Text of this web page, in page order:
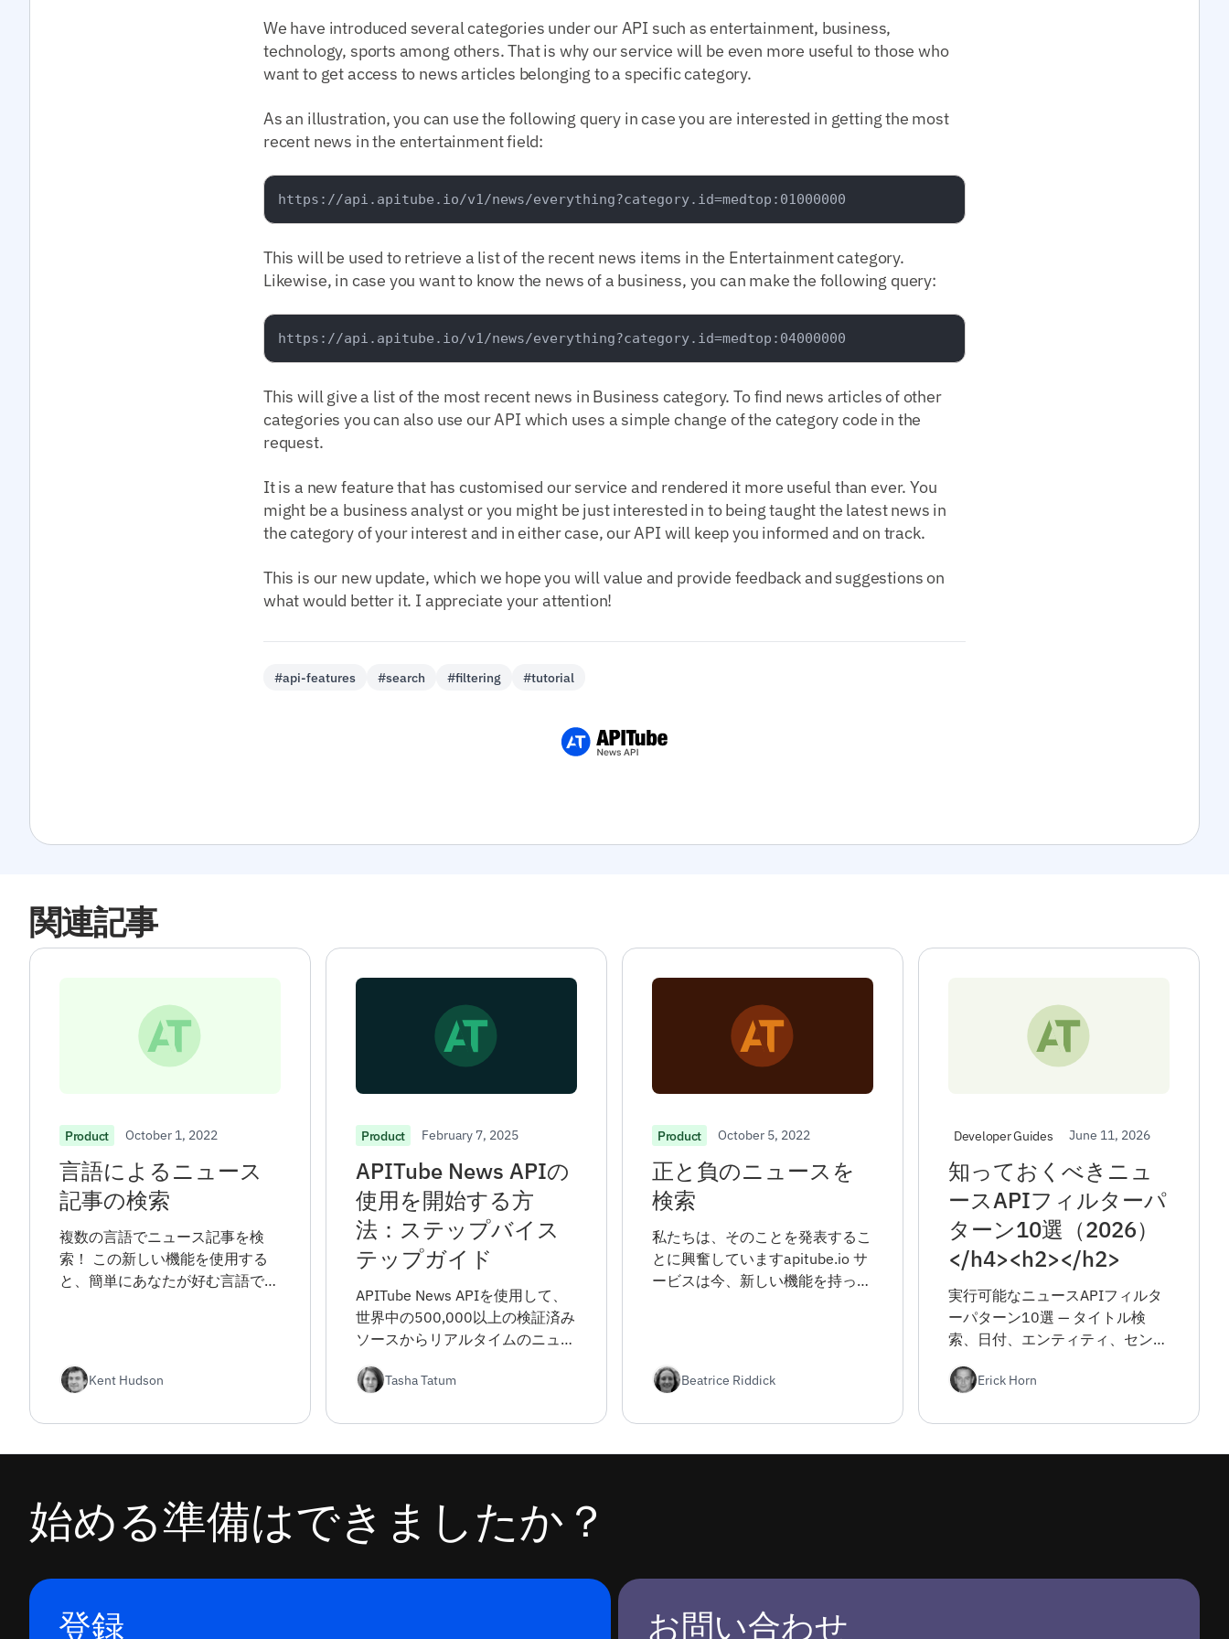
We have introduced several categories under our API such as entertainment, business,
technology, sports among others. That is why our service will be even more useful to those who
want to get access to news articles belonging to a specific category.
As an illustration, you can use the following query in case you are interested in getting the most
recent news in the entertainment field:
This will be used to retrieve a list of the recent news items in the Entertainment category.
Likewise, in case you want to know the news of a business, you can make the following query:
This will give a list of the most recent news in Business category. To find news articles of other
categories you can also use our API which uses a simple change of the category code in the
request.
It is a new feature that has customised our service and rendered it more useful than ever. You
might be a business analyst or you might be just interested in to being taught the latest news in
the category of your interest and in either case, our API will keep you informed and on track.
This is our new update, which we hope you will value and provide feedback and suggestions on
what would better it. I appreciate your attention!
#api-features #search #filtering #tutorial
関連記事
Product October 1, 2022
言語によるニュース
記事の検索
複数の言語でニュース記事を検
索！ この新しい機能を使用する
と、簡単にあなたが好む言語でニ
Kent Hudson
Product February 7, 2025
APITube News APIの
使用を開始する方
法：ステップバイス
テップガイド
APITube News APIを使用して、
世界中の500,000以上の検証済み
ソースからリアルタイムのニュー
びます。 このガイドでは、登録
ョンまですべてをカバーしていま
す。
Tasha Tatum
Product October 5, 2022
正と負のニュースを
検索
私たちは、そのことを発表するこ
とに興奮していますapitube.io サ
ービスは今、新しい機能を持って
げで、世界で何が起こっているの
かをより完全に把握したり、興味
とができます。
Beatrice Riddick
Developer Guides June 11, 2026
知っておくべきニュ
ースAPIフィルターパ
ターン10選（2026）
</h4><h2></h2>
実行可能なニュースAPIフィルタ
ーパターン10選 — タイトル検
索、日付、エンティティ、センチ
curl、Python、JSONの例と、初
Erick Horn
始める準備はできましたか？
登録 お問い合わせ